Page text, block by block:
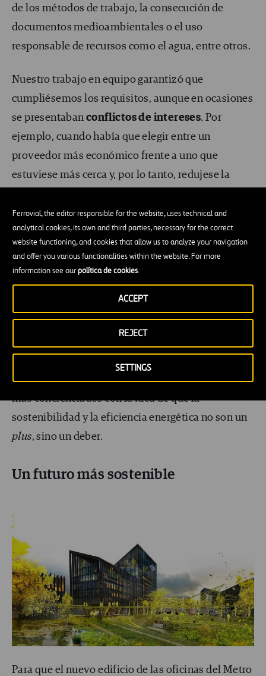
Ferrovial, the editor responsible for the website, uses technical and
analytical cookies, its own and third parties, necessary for the correct
website functioning, and cookies that allow us to analyze your navigation
and offer you various functionalities within the website. For more
information see ourpolítica de cookies.
SETTINGS
REJECT
ACCEPT
de los métodos de trabajo, la consecución de
documentos medioambientales o el uso
responsable de recursos como el agua, entre otros.
Nuestro trabajo en equipo garantizó que
cumpliésemos los requisitos, aunque en ocasiones
se presentabanconflictos de intereses. Por
ejemplo, cuando había que elegir entre un
proveedor más económico frente a uno que
estuviese más cerca y, por lo tanto, redujese la
Algo más difícil fue concienciar a los
subcontratistas de la importancia de cumplir estos
requisitos. Además, fue necesario hacer un estudio
de mercado para encontrar proveedores que
ofrecer la documentación necesaria
para conseguir los créditos. Sin embargo, estas
tengan influencia en el entorno. Cada vez estamos
más concienciados con la idea de que la
sostenibilidad y la eficiencia energética no son un
plus, sino un deber.
Un futuro más sostenible
Para que el nuevo edificio de las oficinas del Metro